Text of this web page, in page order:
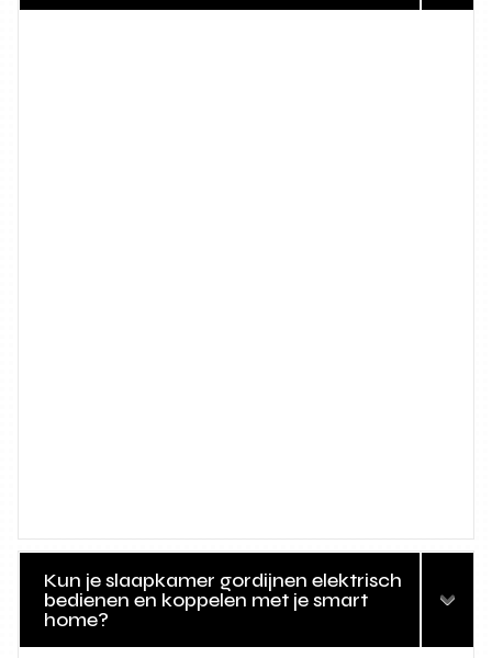
Kun je slaapkamer gordijnen elektrisch
bedienen en koppelen met je smart
home?